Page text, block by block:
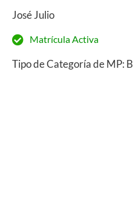
José Julio
Matrícula Activa
Tipo de Categoría de MP: B